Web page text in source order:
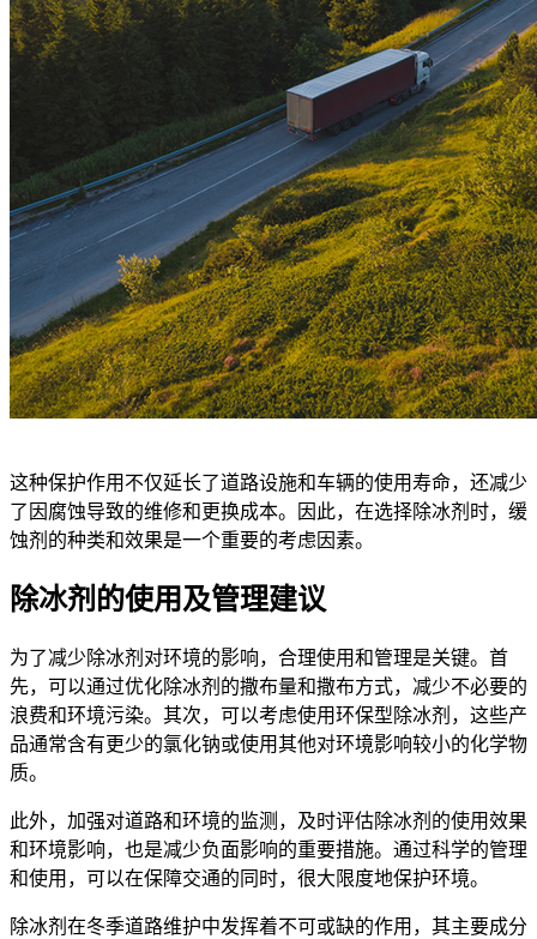
这种保护作用不仅延长了道路设施和车辆的使用寿命，还减少
了因腐蚀导致的维修和更换成本。因此，在选择除冰剂时，缓
蚀剂的种类和效果是一个重要的考虑因素。
除冰剂的使用及管理建议
为了减少除冰剂对环境的影响，合理使用和管理是关键。首
先，可以通过优化除冰剂的撒布量和撒布方式，减少不必要的
浪费和环境污染。其次，可以考虑使用环保型除冰剂，这些产
品通常含有更少的氯化钠或使用其他对环境影响较小的化学物
质。
此外，加强对道路和环境的监测，及时评估除冰剂的使用效果
和环境影响，也是减少负面影响的重要措施。通过科学的管理
和使用，可以在保障交通的同时，很大限度地保护环境。
除冰剂在冬季道路维护中发挥着不可或缺的作用，其主要成分